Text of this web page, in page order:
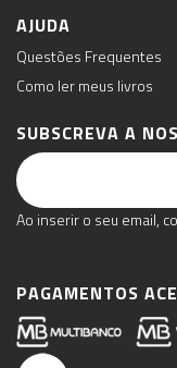
AJUDA
Questões Frequentes
Como ler meus livros
SUBSCREVA A
Ao inserir o seu email,
PAGAMENTOS